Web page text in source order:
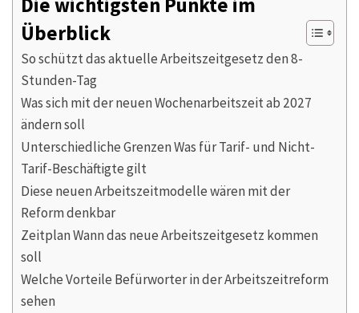
Überblick
So schützt das aktuelle Arbeitszeitgesetz den 8-
Stunden-Tag
Was sich mit der neuen Wochenarbeitszeit ab 2027
ändern soll
Unterschiedliche Grenzen Was für Tarif- und Nicht-
Tarif-Beschäftigte gilt
Diese neuen Arbeitszeitmodelle wären mit der
Reform denkbar
Zeitplan Wann das neue Arbeitszeitgesetz kommen
soll
Welche Vorteile Befürworter in der Arbeitszeitreform
sehen